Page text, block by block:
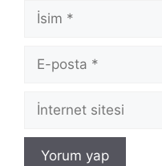
İsim
posta
İnternet